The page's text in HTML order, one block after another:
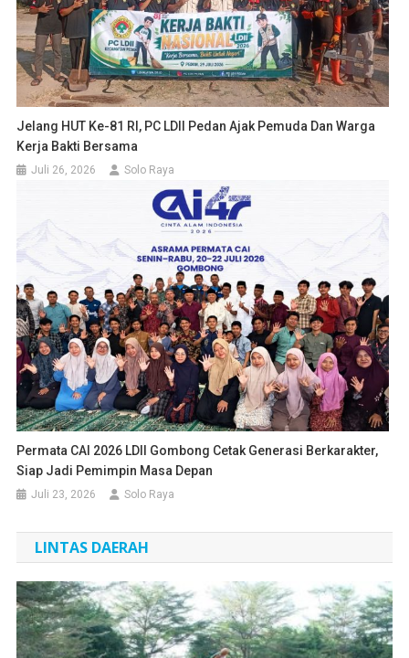
Jelang HUT Ke-81 RI, PC LDII Pedan Ajak Pemuda Dan Warga
Kerja Bakti Bersama
Juli 26, 2026 Solo Raya
Permata CAI 2026 LDII Gombong Cetak Generasi Berkarakter,
Siap Jadi Pemimpin Masa Depan
Juli 23, 2026 Solo Raya
LINTAS DAERAH